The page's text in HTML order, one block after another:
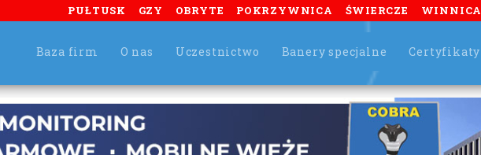
PUŁTUSK GZY OBRYTE POKRZYWNICA ŚWIERCZE WINNICA
Baza firm O nas Uczestnictwo Banery specjalne Certyfikaty